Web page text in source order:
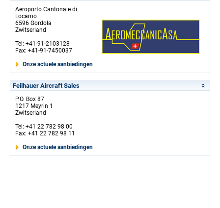
Aeroporto Cantonale di
Locarno
6596 Gordola
Zwitserland
Tel: +41-91-2103128
Fax: +41-91-7450037
Onze actuele aanbiedingen
Feilhauer Aircraft Sales
P.O. Box 87
1217 Meyrin 1
Zwitserland
Tel: +41 22 782 98 00
Fax: +41 22 782 98 11
Onze actuele aanbiedingen